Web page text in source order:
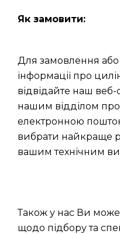
Як замовити:
Для замовлення
інформації про
відвідайте наш веб-
нашим відділом
електронною
вибрати найкраще
вашим технічним
Також у нас Ви
щодо підбору та